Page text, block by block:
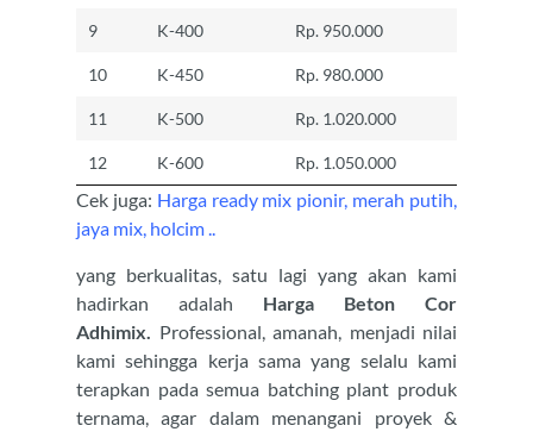
9 K-400 Rp. 950.000
10 K-450 Rp. 980.000
11 K-500 Rp. 1.020.000
12 K-600 Rp. 1.050.000
Cek juga: Harga ready mix pionir, merah putih,
jaya mix, holcim ..
yang berkualitas, satu lagi yang akan kami
hadirkan adalah Harga Beton Cor
Adhimix.
Professional, amanah, menjadi nilai
kami sehingga kerja sama yang selalu kami
terapkan pada semua batching plant produk
ternama, agar dalam menangani proyek &